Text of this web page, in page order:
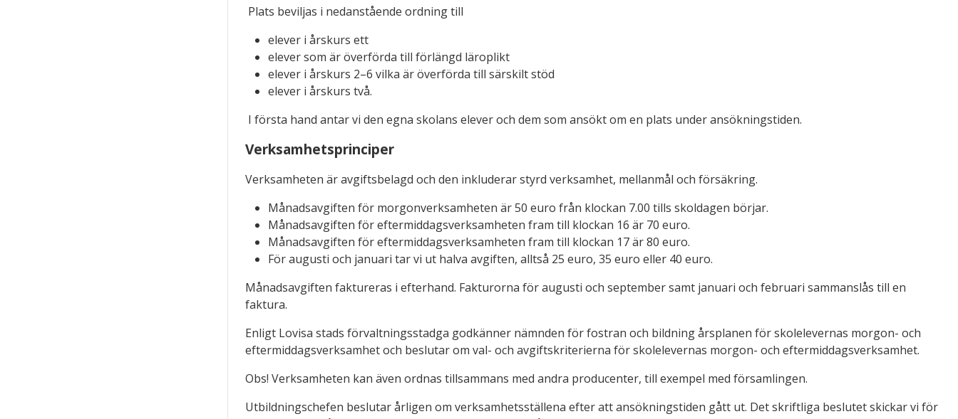
Plats beviljas i nedanstående ordning till
elever i årskurs ett
elever som är överförda till förlängd läroplikt
elever i årskurs 2–6 vilka är överförda till särskilt stöd
elever i årskurs två.
I första hand antar vi den egna skolans elever och dem som ansökt om en plats under ansökningstiden.
Verksamhetsprinciper
Verksamheten är avgiftsbelagd och den inkluderar styrd verksamhet, mellanmål och försäkring.
Månadsavgiften för morgonverksamheten är 50 euro från klockan 7.00 tills skoldagen börjar.
Månadsavgiften för eftermiddagsverksamheten fram till klockan 16 är 70 euro.
Månadsavgiften för eftermiddagsverksamheten fram till klockan 17 är 80 euro.
För augusti och januari tar vi ut halva avgiften, alltså 25 euro, 35 euro eller 40 euro.
Månadsavgiften faktureras i efterhand. Fakturorna för augusti och september samt januari och februari sammanslås till en
faktura.
Enligt Lovisa stads förvaltningsstadga godkänner nämnden för fostran och bildning årsplanen för skolelevernas morgon- och
eftermiddagsverksamhet och beslutar om val- och avgiftskriterierna för skolelevernas morgon- och eftermiddagsverksamhet.
Obs! Verksamheten kan även ordnas tillsammans med andra producenter, till exempel med församlingen.
Utbildningschefen beslutar årligen om verksamhetsställena efter att ansökningstiden gått ut. Det skriftliga beslutet skickar vi för